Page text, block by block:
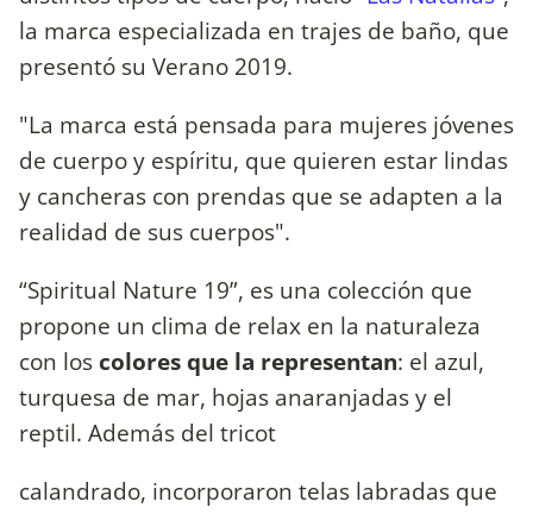
la marca especializada en trajes de baño, que
presentó su Verano 2019.
"La marca está pensada para mujeres jóvenes
de cuerpo y espíritu, que quieren estar lindas
y cancheras con prendas que se adapten a la
realidad de sus cuerpos".
“Spiritual Nature 19”, es una colección que
propone un clima de relax en la naturaleza
con los colores que la representan: el azul,
turquesa de mar, hojas anaranjadas y el
reptil. Además del tricot
calandrado, incorporaron telas labradas que